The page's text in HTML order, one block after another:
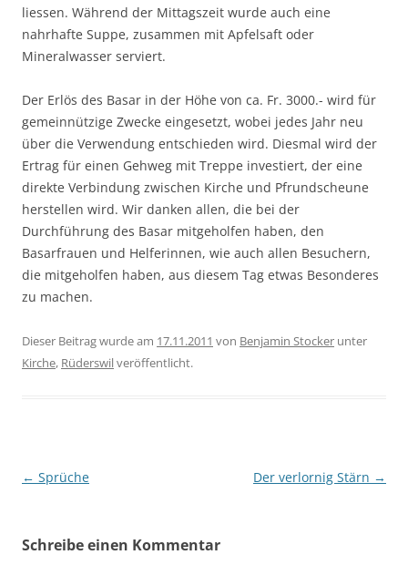
liessen. Während der Mittagszeit wurde auch eine
nahrhafte Suppe, zusammen mit Apfelsaft oder
Mineralwasser serviert.
Der Erlös des Basar in der Höhe von ca. Fr. 3000.- wird für
gemeinnützige Zwecke eingesetzt, wobei jedes Jahr neu
über die Verwendung entschieden wird. Diesmal wird der
Ertrag für einen Gehweg mit Treppe investiert, der eine
direkte Verbindung zwischen Kirche und Pfrundscheune
herstellen wird. Wir danken allen, die bei der
Durchführung des Basar mitgeholfen haben, den
Basarfrauen und Helferinnen, wie auch allen Besuchern,
die mitgeholfen haben, aus diesem Tag etwas Besonderes
zu machen.
Dieser Beitrag wurde am 17.11.2011 von Benjamin Stocker unter
Kirche, Rüderswilveröffentlicht.
Beitragsnavigation
← Sprüche Der verlornig Stärn →
Schreibe einen Kommentar